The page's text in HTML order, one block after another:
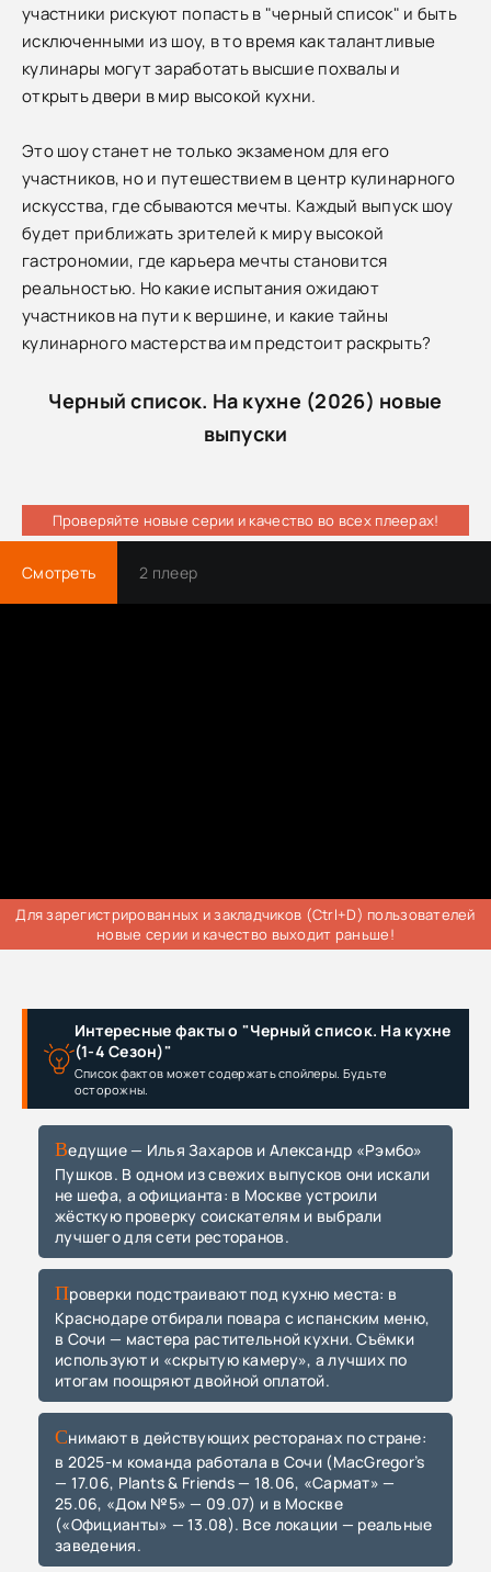
участники рискуют попасть в "черный список" и быть
исключенными из шоу, в то время как талантливые
кулинары могут заработать высшие похвалы и
открыть двери в мир высокой кухни.
Это шоу станет не только экзаменом для его
участников, но и путешествием в центр кулинарного
искусства, где сбываются мечты. Каждый выпуск шоу
будет приближать зрителей к миру высокой
гастрономии, где карьера мечты становится
реальностью. Но какие испытания ожидают
участников на пути к вершине, и какие тайны
кулинарного мастерства им предстоит раскрыть?
Черный список. На кухне (2026) новые
выпуски
Проверяйте новые серии и качество во всех плеерах!
Смотреть 2 плеер
Для зарегистрированных и закладчиков (Ctrl+D) пользователей
новые серии и качество выходит раньше!
Интересные факты о "Черный список. На кухне
(1-4 Сезон)"
Список фактов может содержать спойлеры. Будьте
осторожны.
Ведущие — Илья Захаров и Александр «Рэмбо»
Пушков. В одном из свежих выпусков они искали
не шефа, а официанта: в Москве устроили
жёсткую проверку соискателям и выбрали
лучшего для сети ресторанов.
Проверки подстраивают под кухню места: в
Краснодаре отбирали повара с испанским меню,
в Сочи — мастера растительной кухни. Съёмки
используют и «скрытую камеру», а лучших по
итогам поощряют двойной оплатой.
Снимают в действующих ресторанах по стране:
в 2025-м команда работала в Сочи (MacGregor’s
— 17.06, Plants & Friends — 18.06, «Сармат» —
25.06, «Дом №5» — 09.07) и в Москве
(«Официанты» — 13.08). Все локации — реальные
заведения.